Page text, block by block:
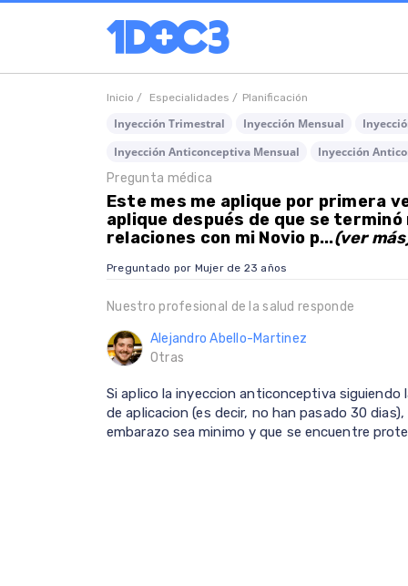
Inicio / Especialidades / Planificación
Inyección Trimestral Inyección Mensual
Inyección Anticonceptiva Mensual
Inyección
Pregunta médica
Este mes me aplique por primera
aplique después de que se
relaciones con mi Novio p...(ver
Preguntado por Mujer de 23 años
Nuestro profesional de la salud responde
Alejandro Abello-Martinez
Otras
Si aplico la inyeccion anticonceptiva
de aplicacion (es decir, no han pasado 30
embarazo sea minimo y que se encuentre